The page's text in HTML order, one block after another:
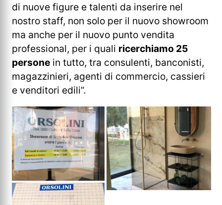
di nuove figure e talenti da inserire nel
nostro staff, non solo per il nuovo showroom
ma anche per il nuovo punto vendita
professional, per i quali ricerchiamo 25
persone in tutto, tra consulenti, banconisti,
magazzinieri, agenti di commercio, cassieri
e venditori edili”.